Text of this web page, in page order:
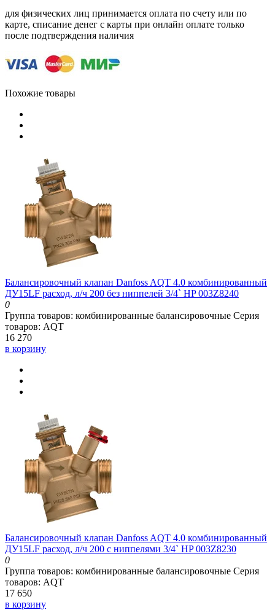
для физических лиц принимается оплата по счету или по
карте, списание денег с карты при онлайн оплате только
после подтверждения наличия
Похожие товары
Балансировочный клапан Danfoss AQT 4.0 комбинированный
ДУ15LF расход, л/ч 200 без ниппелей 3/4` HP 003Z8240
0
Группа товаров: комбинированные балансировочные Серия
товаров: AQT
16 270
в корзину
Балансировочный клапан Danfoss AQT 4.0 комбинированный
ДУ15LF расход, л/ч 200 с ниппелями 3/4` HP 003Z8230
0
Группа товаров: комбинированные балансировочные Серия
товаров: AQT
17 650
в корзину